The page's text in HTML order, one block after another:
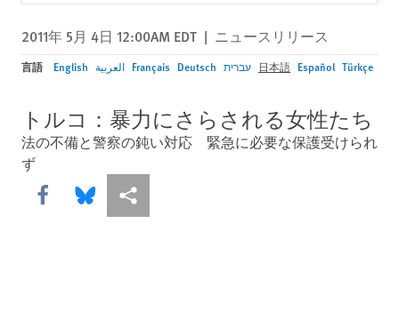
2011年 5月 4日 12:00AM EDT | ニュースリリース
言語 English العربية Français Deutsch עברית 日本語 Español Türkçe
トルコ：暴力にさらされる女性たち
法の不備と警察の鈍い対応 緊急に必要な保護受けられ
ず
Share this via Facebook
Share this via Bluesky
More sharing options